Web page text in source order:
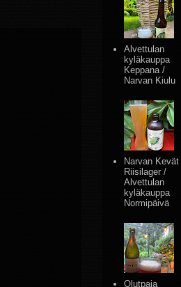
Alvettulan
kyläkauppa
Keppana /
Narvan Kiulu
Narvan Kevät
Riisilager /
Alvettulan
kyläkauppa
Normipäivä
Olutpaja